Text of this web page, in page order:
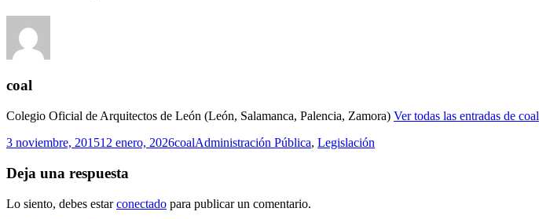
coal
Colegio Oficial de Arquitectos de León (León, Salamanca, Palencia, Zamora) Ver todas las entradas de coal
Publicado
3 noviembre, 201512 enero, 2026Autor
coalCategorías
Administración Pública, Legislación
Deja una respuesta
Lo siento, debes estarconectado para publicar un comentario.